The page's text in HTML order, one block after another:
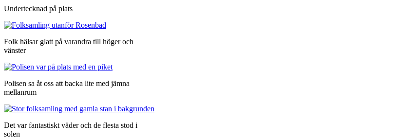
Undertecknad på plats
Folk hälsar glatt på varandra till höger och
vänster
Polisen sa åt oss att backa lite med jämna
mellanrum
Det var fantastiskt väder och de flesta stod i
solen